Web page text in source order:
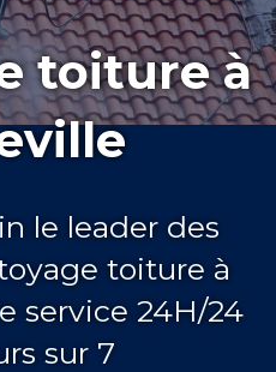
toiture à
le leader des
toiture à
service 24H/24
sur 7